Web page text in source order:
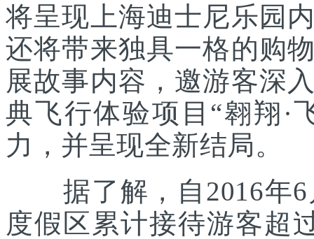
将呈现上海迪士尼乐园
还将带来独具一格的购
展故事内容，邀游客深
典飞行体验项目“翱翔·
力，并呈现全新结局。
据了解，自2016年6
度假区累计接待游客超